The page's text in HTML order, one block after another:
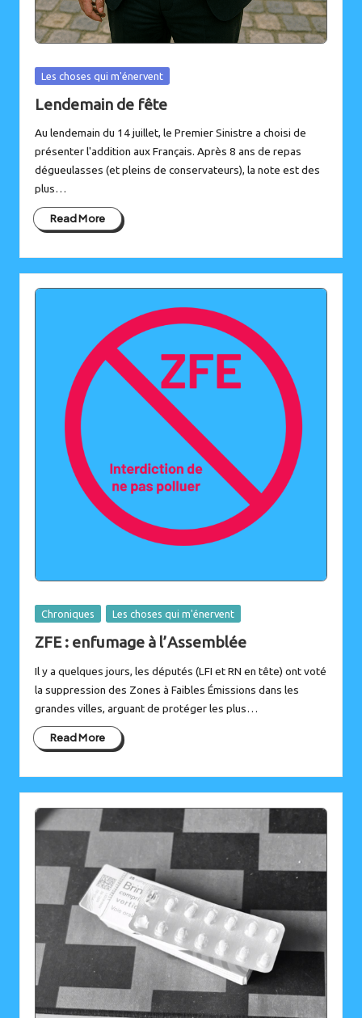
Posted
Les choses qui m'énervent
Lendemain de fête
Au lendemain du 14 juillet, le Premier Sinistre a choisi de
présenter l'addition aux Français. Après 8 ans de repas
dégueulasses (et pleins de conservateurs), la note est des
plus…
Read More
Posted
Chroniques Les choses qui m'énervent
ZFE : enfumage à l’Assemblée
Il y a quelques jours, les députés (LFI et RN en tête) ont voté
la suppression des Zones à Faibles Émissions dans les
grandes villes, arguant de protéger les plus…
Read More